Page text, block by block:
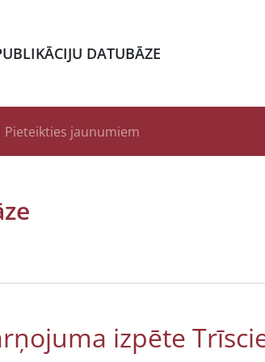
DATUBĀZE
Pieteikties jaunumiem
izpēte